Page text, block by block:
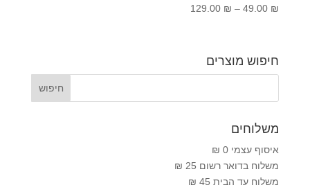
49.00 ₪
–
129.00 ₪
טווח
חיפוש מוצרים
משלוחים
איסוף עצמי 0 ₪
משלוח בדואר רשום 25 ₪
משלוח עד הבית 45 ₪